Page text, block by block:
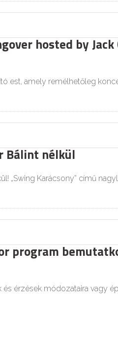
hosted by Jack
est, amely remélhetőleg
Bálint nélkül
„Swing Karácsony” című
program
érzések módozataira vagy